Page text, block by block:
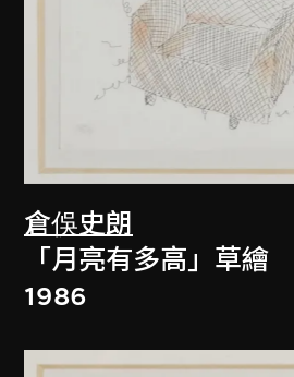
倉俁史朗
「月亮有多高」草繪
1986